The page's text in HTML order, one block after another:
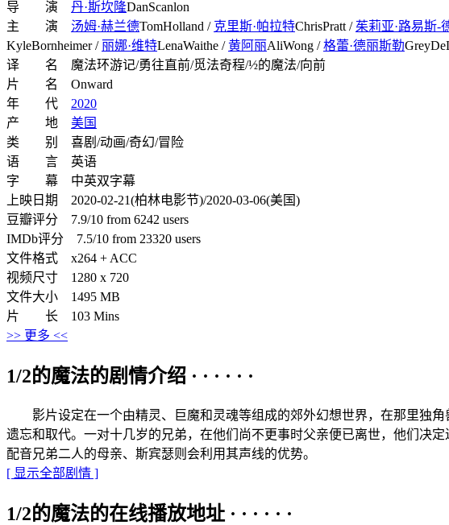
导 演 丹·斯坎隆DanScanlon
主 演 汤姆·赫兰德TomHolland / 克里斯·帕拉特ChrisPratt /茱莉亚·路易斯-
KyleBornheimer / 丽娜·维特LenaWaithe /黄阿丽AliWong /格蕾·德丽斯勒
译 名 魔法环游记/勇往直前/觅法奇程/½的魔法/向前
片 名 Onward
年 代 2020
产 地 美国
类 别 喜剧/动画/奇幻/冒险
语 言 英语
字 幕 中英双字幕
上映日期 2020-02-21(柏林电影节)/2020-03-06(美国)
豆瓣评分 7.9/10 from 6242 users
IMDb评分 7.5/10 from 23320 users
文件格式 x264 + ACC
视频尺寸 1280 x 720
文件大小 1495 MB
片 长 103 Mins
>> 更多 <<
1/2的魔法的剧情介绍 · · · · · ·
影片设定在一个由精灵、巨魔和灵魂等组成的郊外幻想世界，在那里独角
遗忘和取代。一对十几岁的兄弟，在他们尚不更事时父亲便已离世，他们决
配音兄弟二人的母亲、斯宾瑟则会利用其声线的优势。
[ 显示全部剧情 ]
1/2的魔法的在线播放地址 · · · · · ·